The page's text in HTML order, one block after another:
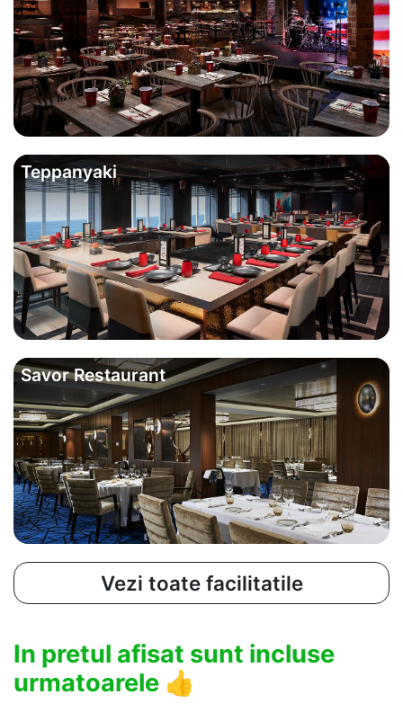
Teppanyaki
Savor Restaurant
Vezi toate facilitatile
In pretul afisat sunt incluse
urmatoarele 👍